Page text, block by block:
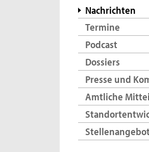
Nachrichten
Termine
Podcast
Dossiers
Presse und
Amtliche